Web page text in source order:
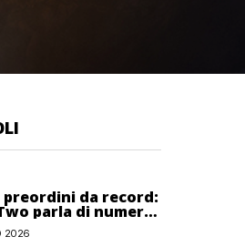
preordini da record:
parla di numeri
precedenti”
2026